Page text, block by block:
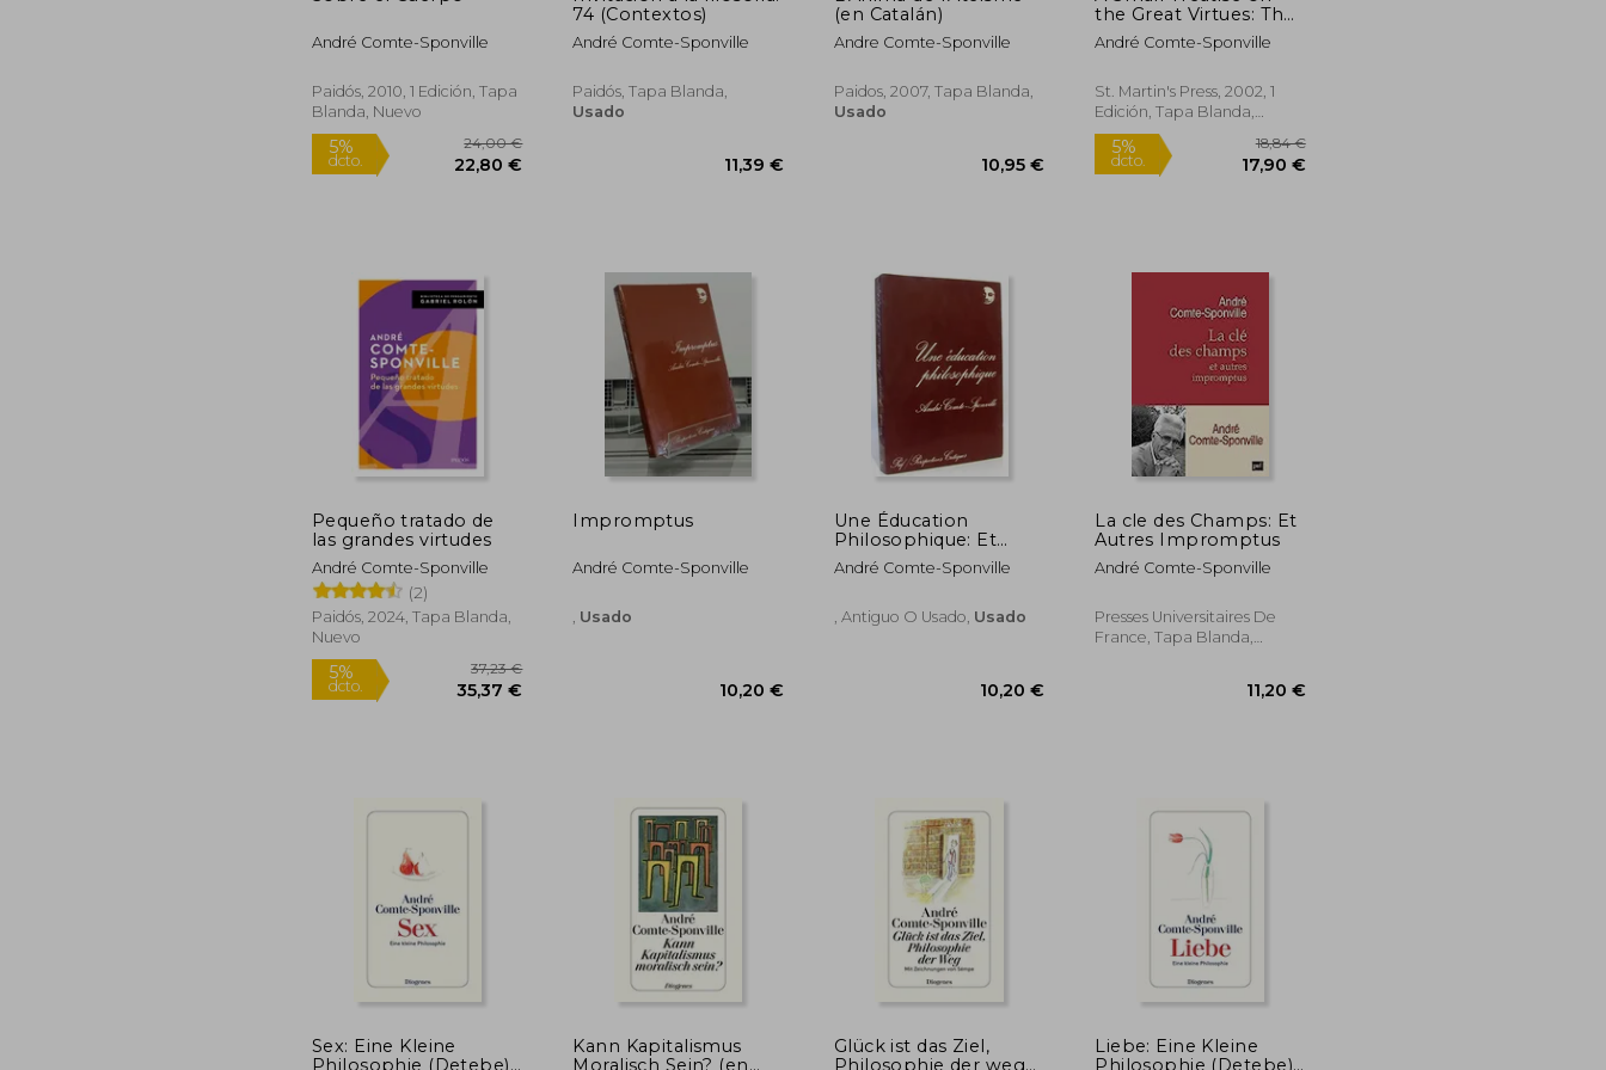
André Comte-Sponville
Paidós, 2010, 1 Edición, Tapa
Blanda, Nuevo
5%
dcto.
24,00 €
74 (Contextos)
André Comte-Sponville
Paidós, Tapa Blanda,
Usado
11,39 €
(en Catalán)
Andre Comte-Sponville
Paidos, 2007, Tapa Blanda,
Usado
10,95 €
the Great Virtues: The
Uses of Philosophy in
Everyday Life (en
André Comte-Sponville
St. Martin's Press, 2002, 1
Edición, Tapa Blanda,
Nuevo
5%
dcto.
Pequeño tratado de
las grandes virtudes
André Comte-Sponville
(2)
Paidós, 2024, Tapa Blanda,
Nuevo
Impromptus
André Comte-Sponville
Usado
Une Éducation
Philosophique: Et
Autres Articles
(Perspectives
André Comte-Sponville
, Antiguo O Usado, Usado
La cle des Champs: Et
Autres Impromptus
André Comte-Sponville
Presses Universitaires De
France, Tapa Blanda,
Sex: Eine Kleine
Philosophie (Detebe)
Kann Kapitalismus
Moralisch Sein? (en
Glück ist das Ziel,
Philosophie der weg
Liebe: Eine Kleine
Philosophie (Detebe)